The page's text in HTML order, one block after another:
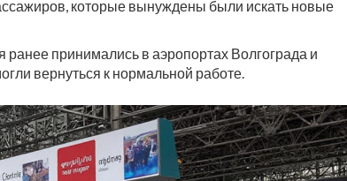
которые вынуждены были искать новые
принимались в аэропортах Волгограда и
вернуться к нормальной работе.